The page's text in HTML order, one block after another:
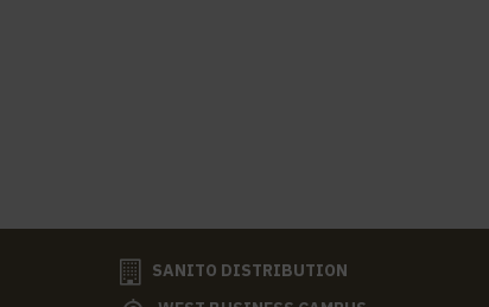
SANITO DISTRIBUTION